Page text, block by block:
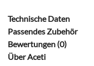
Technische Daten
Passendes Zubehör
Bewertungen (0)
Über Aceti